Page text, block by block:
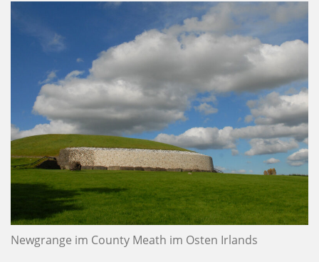
Newgrange im County Meath im Osten Irlands